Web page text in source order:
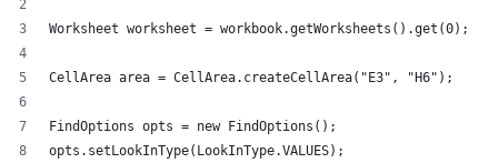
Worksheet worksheet = workbook.getWorksheets().get(0);
CellArea area = CellArea.createCellArea("E3", "H6");
FindOptions opts = new FindOptions();
opts.setLookInType(LookInType.VALUES);